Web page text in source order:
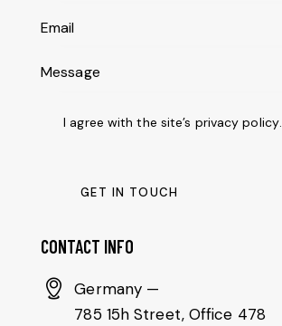
I agree with the site’s privacy policy.
CONTACT INFO
Germany —
785 15h Street, Office 478